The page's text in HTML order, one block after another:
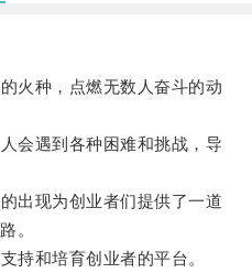
种，点燃无数人奋斗的动
遇到各种困难和挑战，导
现为创业者们提供了一道
。
和培育创业者的平台。